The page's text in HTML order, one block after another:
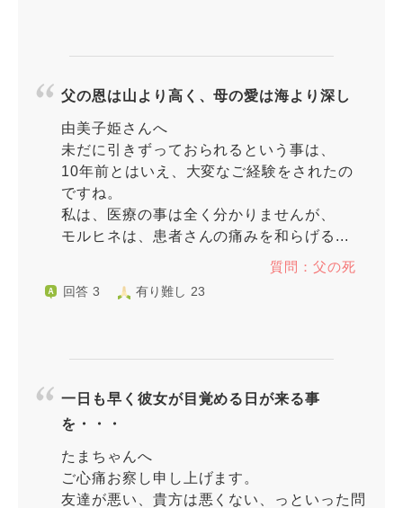
父の恩は山より高く、母の愛は海より深し
由美子姫さんへ
未だに引きずっておられるという事は、
10年前とはいえ、大変なご経験をされたの
ですね。
私は、医療の事は全く分かりませんが、
モルヒネは、患者さんの痛みを和らげる...
質問：父の死
回答 3 有り難し 23
一日も早く彼女が目覚める日が来る事
を・・・
たまちゃんへ
ご心痛お察し申し上げます。
友達が悪い、貴方は悪くない、っといった問